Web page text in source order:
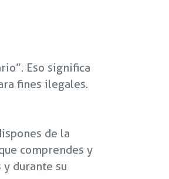
Eso significa
fines ilegales.
de la
comprendes y
durante su